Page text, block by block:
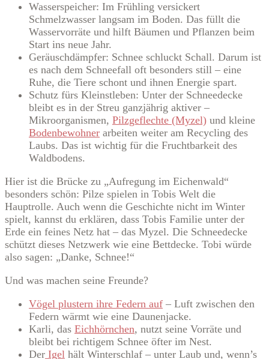
Wasserspeicher: Im Frühling versickert
Schmelzwasser langsam im Boden. Das füllt die
Wasservorräte und hilft Bäumen und Pflanzen beim
Start ins neue Jahr.
Geräuschdämpfer: Schnee schluckt Schall. Darum ist
es nach dem Schneefall oft besonders still – eine
Ruhe, die Tiere schont und ihnen Energie spart.
Schutz fürs Kleinstleben: Unter der Schneedecke
bleibt es in der Streu ganzjährig aktiver –
Mikroorganismen, Pilzgeflechte (Myzel) und kleine
Bodenbewohner arbeiten weiter am Recycling des
Laubs. Das ist wichtig für die Fruchtbarkeit des
Waldbodens.
Hier ist die Brücke zu „Aufregung im Eichenwald“
besonders schön: Pilze spielen in Tobis Welt die
Hauptrolle. Auch wenn die Geschichte nicht im Winter
spielt, kannst du erklären, dass Tobis Familie unter der
Erde ein feines Netz hat – das Myzel. Die Schneedecke
schützt dieses Netzwerk wie eine Bettdecke. Tobi würde
also sagen: „Danke, Schnee!“
Und was machen seine Freunde?
Vögel plustern ihre Federn auf – Luft zwischen den
Federn wärmt wie eine Daunenjacke.
Karli, das Eichhörnchen, nutzt seine Vorräte und
bleibt bei richtigem Schnee öfter im Nest.
Der Igel hält Winterschlaf – unter Laub und, wenn’s